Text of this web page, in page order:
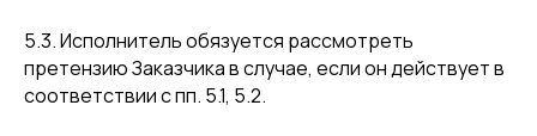
5.3. Исполнитель обязуется рассмотреть
претензию Заказчика в случае, если он действует в
соответствии с пп. 5.1, 5.2.